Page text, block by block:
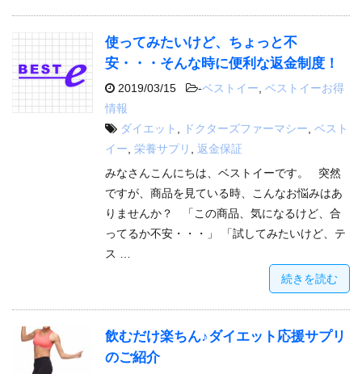
使ってみたいけど、ちょっと不
安・・・そんな時に便利な返金制度！
2019/03/15 -ベストイー, ベストイーお得
情報
ダイエット , ドクターズファーマシー, ベスト
イー, 栄養サプリ , 返金保証
みなさんこんにちは、ベストイーです。 突然
ですが、商品を見ている時、こんなお悩みはあ
りませんか？ 「この商品、気になるけど、合
ってるか不安・・・」 「試してみたいけど、テ
ス …
続きを読む
飲むだけ楽ちん♪ダイエット応援サプリ
のご紹介